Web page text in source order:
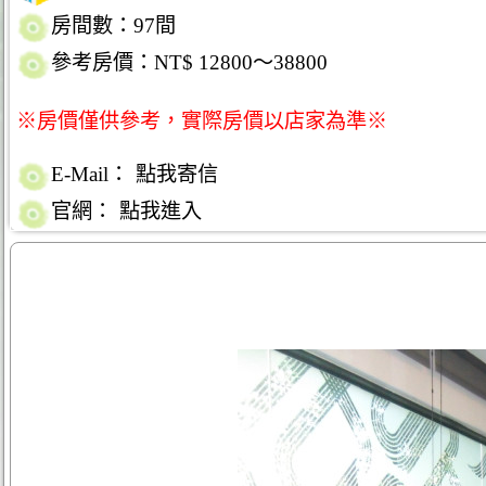
房間數：97間
參考房價：NT$ 12800～38800
※房價僅供參考，實際房價以店家為準※
E-Mail：
點我寄信
官網：
點我進入